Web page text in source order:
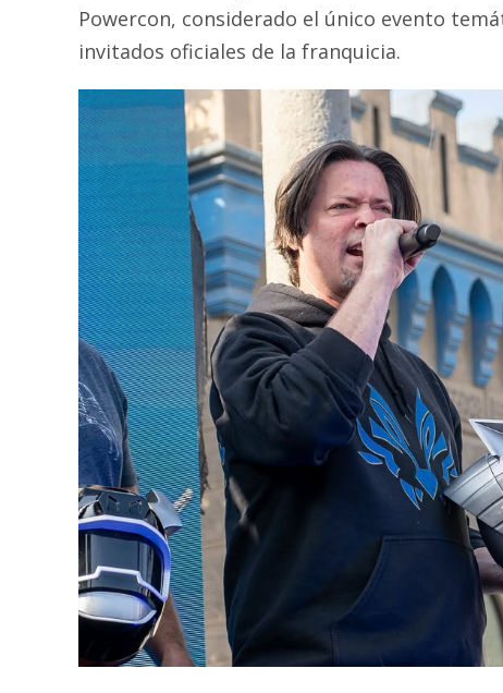
Powercon, considerado el único evento
invitados oficiales de la franquicia.